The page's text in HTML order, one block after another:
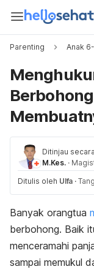
Parenting Anak
Ditinjau
M.Kes. ·
Ditulis oleh Ulfa ·
Banyak orangtua
berbohong. Baik
menceramahi
sampai memukul